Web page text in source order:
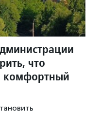
что
комфортный